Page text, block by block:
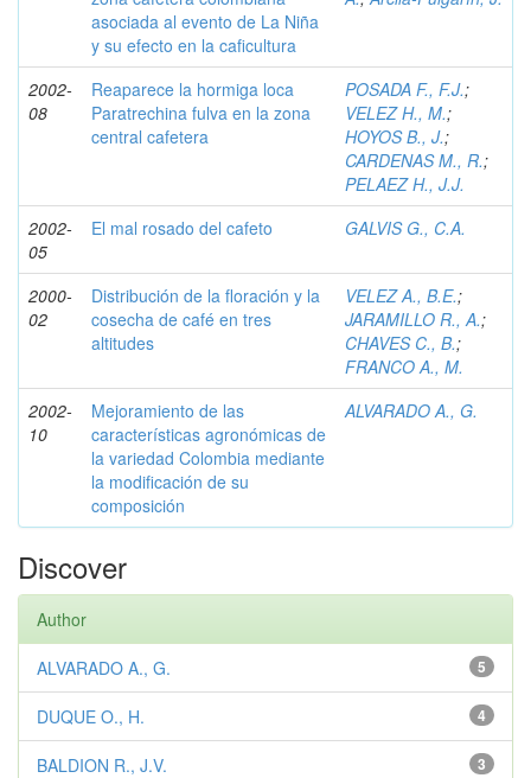
asociada al evento de La Niña
y su efecto en la caficultura
2002-
08
Reaparece la hormiga loca
Paratrechina fulva en la zona
central cafetera
POSADA F., F.J.;
VELEZ H., M.;
HOYOS B., J.;
CARDENAS M., R.;
PELAEZ H., J.J.
2002-
05
El mal rosado del cafeto GALVIS G., C.A.
2000-
02
Distribución de la floración y la
cosecha de café en tres
altitudes
VELEZ A., B.E.;
JARAMILLO R., A.;
CHAVES C., B.;
FRANCO A., M.
2002-
10
Mejoramiento de las
características agronómicas de
la variedad Colombia mediante
la modificación de su
composición
ALVARADO A., G.
Discover
Author
5
ALVARADO A., G.
4
DUQUE O., H.
3
BALDION R., J.V.